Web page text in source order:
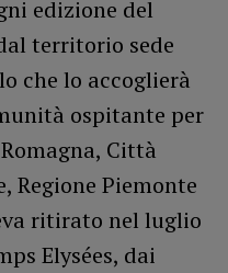
edizione del
territorio sede
che lo accoglierà
ospitante per
Città
Regione Piemonte
ritirato nel luglio
Elysées, dai